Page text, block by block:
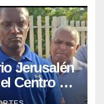
Jerusalén
Centro de